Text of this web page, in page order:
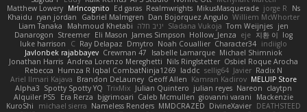
Matthew Lowery MrIncognito Ed garas Realmwrights MikusMasquerade jorge R
Ns
Khaidu ryan jordan Gabriel Malmgren Dan Bojorquez Angulo Williem McWhorter
Liam Tanaka
Mahmoud Khetabi יניב חלה Sladana Vukoja Tom Weijnjes jen
Danarogon Streemer Eli Mason James Simpson Hollow_Jenza eje 지환 이 log
luke harrison
C Ray Delapaz Dmytro Noah Couallier Character34 indiiglo
Javlonbek rajabbayev Crewman 47 Isabelle Lamarque Michael Shimniok
Jonathan Harris Andrea Lorenzo Mereghetti Nils Ringlstetter Osbiel Roque Arocha
Rebecca Humza R Iqbal CombatNinja1269 laddc sellig64 Javier Radix N
Ariel Ilmari Kajava Brandon DeLauney Geoff Allen Kamran Kadirov MELUIP Store
Alpha3 Spotty Spotty YQ TrixMix Julian Quintero julian reyes Nareon claytpn
Alquiler PS5
Era Rerza bjgrimoari Caleb Mcmullen giovanni varani
Mackenzie
KuroShi
michael sierra Nameless Renders MMDCRAZED DivineXavier DEATHSTEED